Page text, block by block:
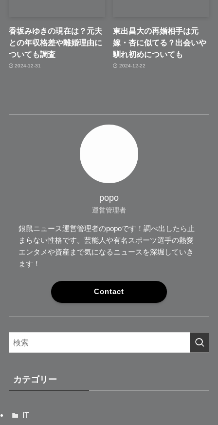
香坂みゆきの現在は？元夫
との年収格差や離婚理由に
ついても調査
2024-12-31
東出昌大の再婚相手は元
嫁・杏に似てる？出会いや
馴れ初めについても
2024-12-22
popo
運営管理者
銀鼠ニュース運営管理者のpopoです！調べ出したら止
まらない性格です。芸能人や有名スポーツ選手の熱愛
エンタメや資産まで気になるニュースを深堀していき
ます！
Contact
カテゴリー
IT